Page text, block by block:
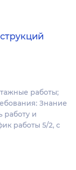
работы;
Знание
работу и
работы 5/2, с